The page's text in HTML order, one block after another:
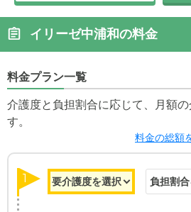
イリーゼ中浦和の料金
料金プラン一覧
介護度と負担割合に応じて、月額
す。
料金の総額
1